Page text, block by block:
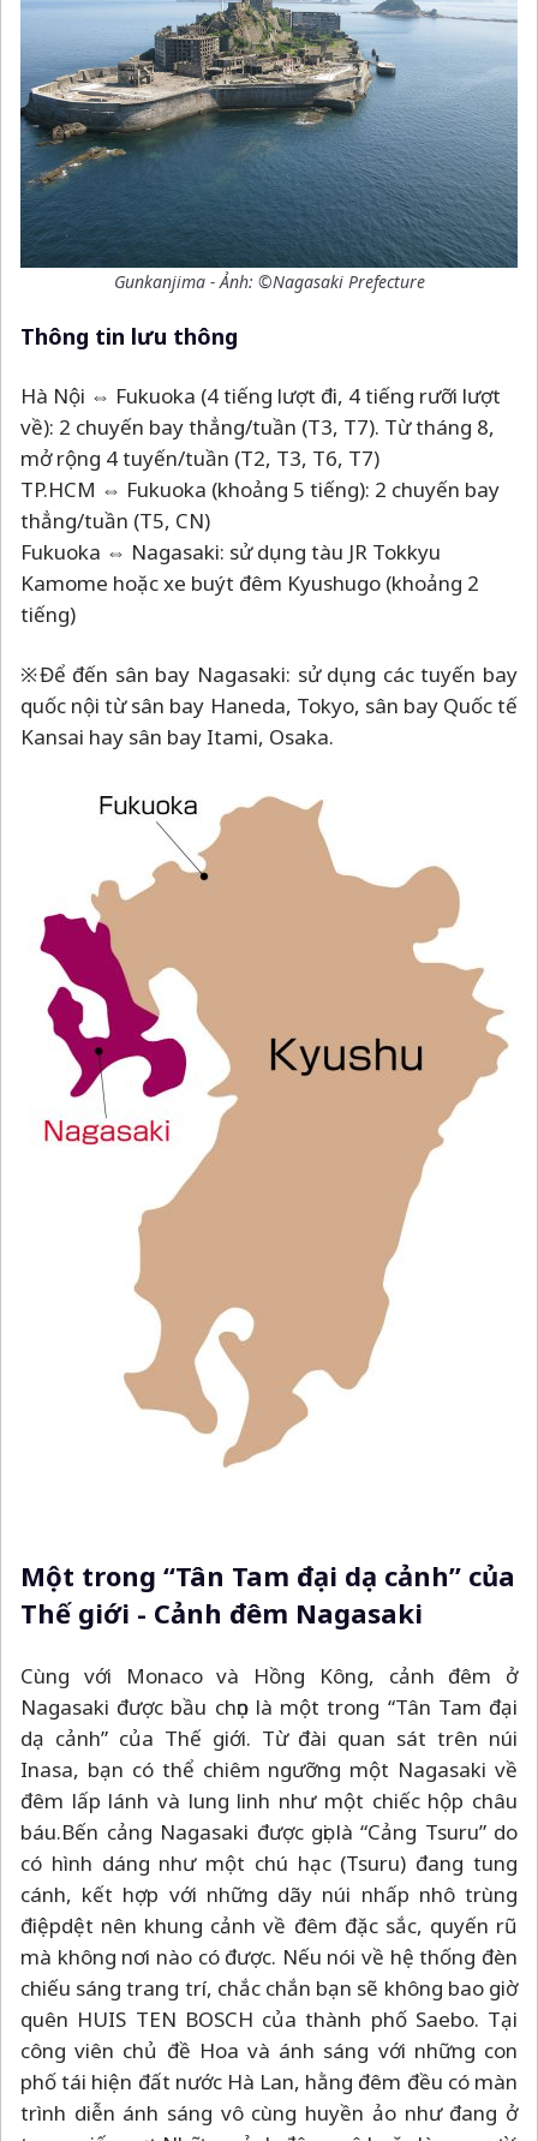
Gunkanjima - Ảnh: ©Nagasaki Prefecture
Thông tin lưu thông
Hà Nội ⇔ Fukuoka (4 tiếng lượt đi, 4 tiếng rưỡi lượt
về): 2 chuyến bay thẳng/tuần (T3, T7). Từ tháng 8,
mở rộng 4 tuyến/tuần (T2, T3, T6, T7)
TP.HCM ⇔ Fukuoka (khoảng 5 tiếng): 2 chuyến bay
thẳng/tuần (T5, CN)
Fukuoka ⇔ Nagasaki: sử dụng tàu JR Tokkyu
Kamome hoặc xe buýt đêm Kyushugo (khoảng 2
tiếng)
※Để đến sân bay Nagasaki: sử dụng các tuyến bay
quốc nội từ sân bay Haneda, Tokyo, sân bay Quốc tế
Kansai hay sân bay Itami, Osaka.
Một trong “Tân Tam đại dạ cảnh” của
Thế giới - Cảnh đêm Nagasaki
Cùng với Monaco và Hồng Kông, cảnh đêm ở
Nagasaki được bầu chọn là một trong “Tân Tam đại
dạ cảnh” của Thế giới. Từ đài quan sát trên núi
Inasa, bạn có thể chiêm ngưỡng một Nagasaki về
đêm lấp lánh và lung linh như một chiếc hộp châu
báu.Bến cảng Nagasaki được gọi là “Cảng Tsuru” do
có hình dáng như một chú hạc (Tsuru) đang tung
cánh, kết hợp với những dãy núi nhấp nhô trùng
điệpdệt nên khung cảnh về đêm đặc sắc, quyến rũ
mà không nơi nào có được. Nếu nói về hệ thống đèn
chiếu sáng trang trí, chắc chắn bạn sẽ không bao giờ
quên HUIS TEN BOSCH của thành phố Saebo. Tại
công viên chủ đề Hoa và ánh sáng với những con
phố tái hiện đất nước Hà Lan, hằng đêm đều có màn
trình diễn ánh sáng vô cùng huyền ảo như đang ở